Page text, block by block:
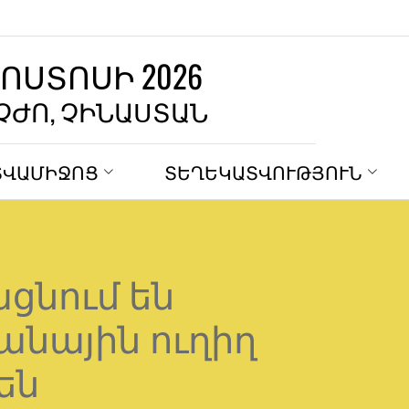
2026
ՉԻՆԱՍՏԱՆ
ՏԵՂԵԿԱՏՎՈՒԹՅՈՒՆ
են
ուղիղ